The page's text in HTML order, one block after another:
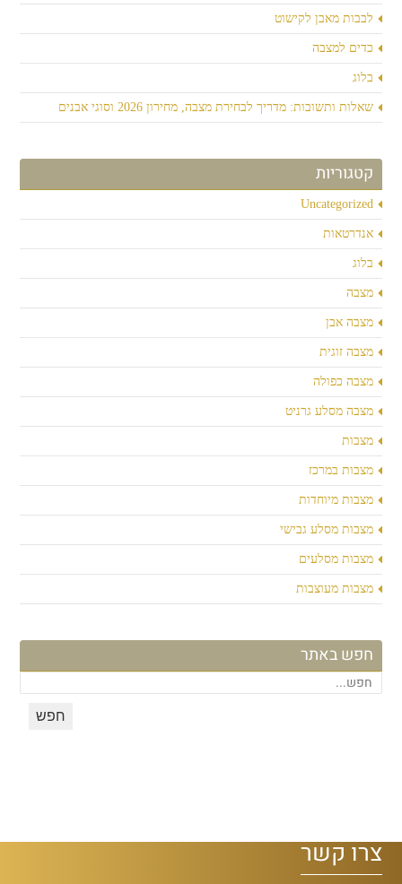
לבבות מאבן לקישוט
כדים למצבה
בלוג
שאלות ותשובות: מדריך לבחירת מצבה, מחירון 2026 וסוגי אבנים
קטגוריות
Uncategorized
אנדרטאות
בלוג
מצבה
מצבה אבן
מצבה זוגית
מצבה כפולה
מצבה מסלע גרניט
מצבות
מצבות במרכז
מצבות מיוחדות
מצבות מסלע גבישי
מצבות מסלעים
מצבות מעוצבות
חפש באתר
צרו קשר